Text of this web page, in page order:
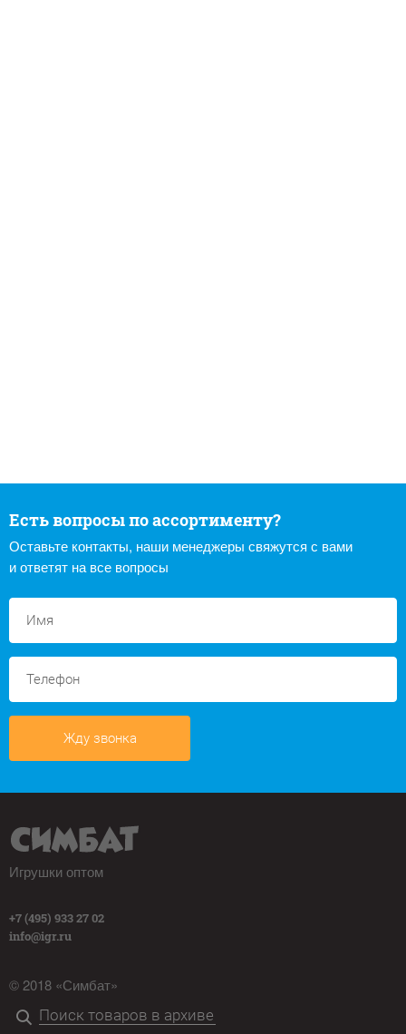
Есть вопросы по ассортименту?
Оставьте контакты, наши менеджеры свяжутся с вами
и ответят на все вопросы
Жду звонка
Игрушки оптом
+7 (495) 933 27 02
info@igr.ru
© 2018 «Симбат»